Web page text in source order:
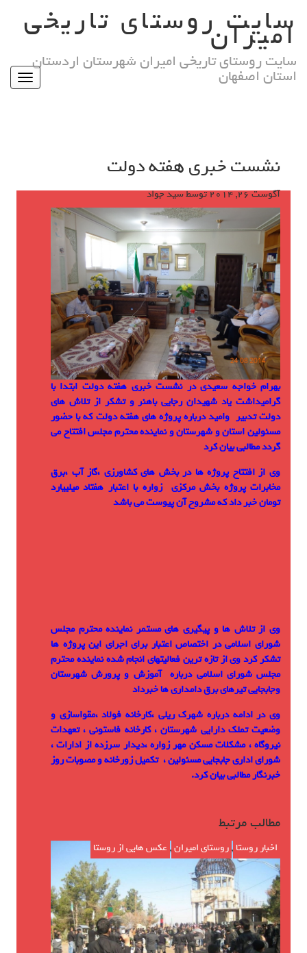
contentسایت روستای تاریخی
امیران
سایت روستای تاریخی امیران شهرستان اردستان
استان اصفهان Toggle
نشست خبری هفته دولت
آگوست 26, 2014 توسطسید جواد
بهرام خواجه سعیدی در نشست خبری هفته دولت ابتدا با
گرامیداشت یاد شهیدان رجایی باهنر و تشکر از تلاش های
دولت تدبیر وامید درباره پروژه های هفته دولت که با حضور
مسئولین استان و شهرستان و نماینده محترم مجلس افتتاح می
گردد مطالبی بیان کرد
وی از افتتاح پروژه ها در بخش های کشاورزی ،گاز آب ،برق
مخابرات پروژه بخش مرکزی زواره با اعتبار هفتاد میلییارد
تومان خبر داد که مشروح آن پیوست می باشد
وی از تلاش ها و پیگیری های مستمر نماینده محترم مجلس
شورای اسلامی در اختصاص اعتبار برای اجرای این پروژه ها
تشکر کرد وی از تازه ترین فعالیتهای انجام شده نماینده محترم
مجلس شورای اسلامی درباره آموزش و پرورش شهرستان
وجابجایی تیرهای برق دامداری ها خبرداد
وی در ادامه درباره شهرک ریلی ،کارخانه فولاد ،مقواسازی و
وضعیت تملک دارایی شهرستان ، کارخانه فاستونی ، تعهدات
نیروگاه ، مشکلات مسکن مهر زواره ،دیدار سرزده از ادارات ،
شورای اداری جابجایی مسئولین ، تکمیل زورخانه و مصوبات روز
خبرنگار مطالبی بیان کرد.
مطالب مرتبط
اخبار روستا ,روستای امیران,عکس هایی از روستا